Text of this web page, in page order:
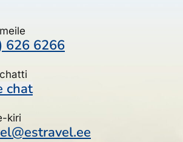
reisikonsultandi teenus, tule
teenus
626 6266
chat
kiri